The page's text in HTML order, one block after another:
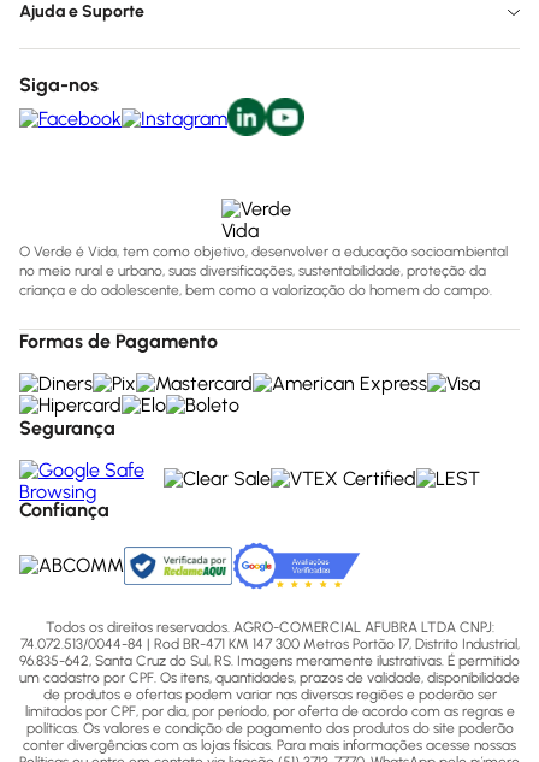
Ajuda e Suporte
Siga-nos
O Verde é Vida, tem como objetivo, desenvolver a educação socioambiental
no meio rural e urbano, suas diversificações, sustentabilidade, proteção da
criança e do adolescente, bem como a valorização do homem do campo.
Formas de Pagamento
Segurança
Confiança
Todos os direitos reservados. AGRO-COMERCIAL AFUBRA LTDA CNPJ:
74.072.513/0044-84 | Rod BR-471 KM 147 300 Metros Portão 17, Distrito Industrial,
96.835-642, Santa Cruz do Sul, RS. Imagens meramente ilustrativas. É permitido
um cadastro por CPF. Os itens, quantidades, prazos de validade, disponibilidade
de produtos e ofertas podem variar nas diversas regiões e poderão ser
limitados por CPF, por dia, por período, por oferta de acordo com as regras e
políticas. Os valores e condição de pagamento dos produtos do site poderão
conter divergências com as lojas físicas. Para mais informações acesse nossas